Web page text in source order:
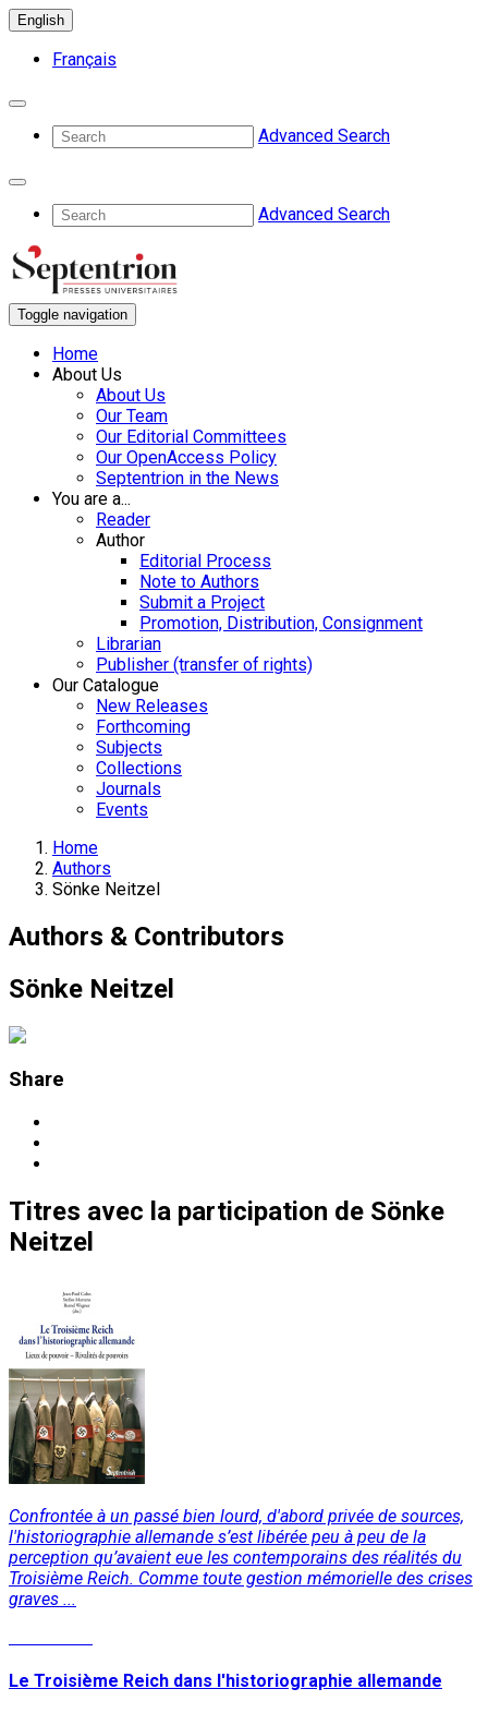
English
Français
Advanced Search
Advanced Search
Toggle navigation
Home
About Us
About Us
Our Team
Our Editorial Committees
Our OpenAccess Policy
Septentrion in the News
You are a...
Reader
Author
Editorial Process
Note to Authors
Submit a Project
Promotion, Distribution, Consignment
Librarian
Publisher (transfer of rights)
Our Catalogue
New Releases
Forthcoming
Subjects
Collections
Journals
Events
Home
Authors
Sönke Neitzel
Authors & Contributors
Sönke Neitzel
Share
Titres avec la participation de Sönke
Neitzel
Confrontée à un passé bien lourd, d'abord privée de sources,
l'historiographie allemande s’est libérée peu à peu de la
perception qu’avaient eue les contemporains des réalités du
Troisième Reich. Comme toute gestion mémorielle des crises
graves ...
Le Troisième Reich dans l'historiographie allemande